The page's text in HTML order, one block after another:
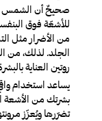
صحيحٌ أن الشمس
للأشعّة فوق
من الأضرار مثل
الجلد. لذلك، من
روتين العناية
بشرتك من الأشعة
تضرّرها ويُعزّز